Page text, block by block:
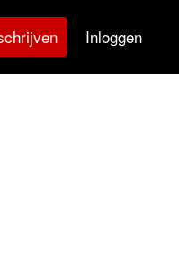
Inloggen